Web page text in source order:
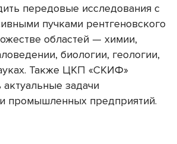
передовые исследования с
пучками рентгеновского
областей — химии,
биологии, геологии,
Также ЦКП «СКИФ»
задачи
промышленных предприятий.